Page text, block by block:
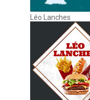
Léo Lanches